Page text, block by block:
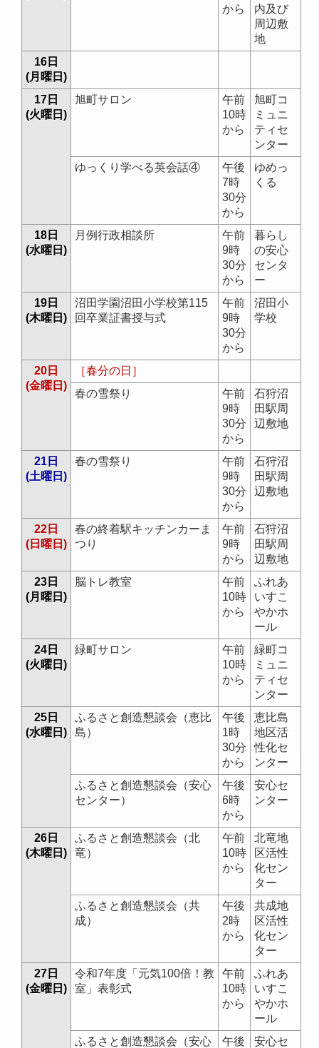
から
内及び
周辺敷
地
16日
(月曜日)
17日
(火曜日)
旭町サロン
午前
10時
から
旭町コ
ミュニ
ティセ
ンター
ゆっくり学べる英会話④
午後
7時
30分
から
ゆめっ
くる
18日
(水曜日)
月例行政相談所
午前
9時
30分
から
暮らし
の安心
センタ
ー
19日
(木曜日)
沼田学園沼田小学校第115
回卒業証書授与式
午前
9時
30分
から
沼田小
学校
20日
(金曜日)
［春分の日］
春の雪祭り
午前
9時
30分
から
石狩沼
田駅周
辺敷地
21日
(土曜日)
春の雪祭り
午前
9時
30分
から
石狩沼
田駅周
辺敷地
22日
(日曜日)
春の終着駅キッチンカーま
つり
午前
9時
から
石狩沼
田駅周
辺敷地
23日
(月曜日)
脳トレ教室
午前
10時
から
ふれあ
いすこ
やかホ
ール
24日
(火曜日)
緑町サロン
午前
10時
から
緑町コ
ミュニ
ティセ
ンター
25日
(水曜日)
ふるさと創造懇談会（恵比
島）
午後
1時
30分
から
恵比島
地区活
性化セ
ンター
ふるさと創造懇談会（安心
センター）
午後
6時
から
安心セ
ンター
26日
(木曜日)
ふるさと創造懇談会（北
竜）
午前
10時
から
北竜地
区活性
化セン
ター
ふるさと創造懇談会（共
成）
午後
2時
から
共成地
区活性
化セン
ター
27日
(金曜日)
令和7年度「元気100倍！教
室」表彰式
午前
10時
から
ふれあ
いすこ
やかホ
ール
ふるさと創造懇談会（安心
午後
安心セ